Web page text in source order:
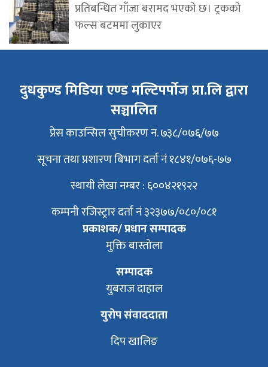
प्रतिबन्धित गाँजा बरामद भएको छ। ट्रकको
फल्स बटममा लुकाएर
दुधकुण्ड मिडिया एण्ड मल्टिपर्पोज प्रा.लि द्वारा
सञ्चालित
प्रेस काउन्सिल सुचीकरण न. ७३८/०७६/७७
सूचना तथा प्रशारण बिभाग दर्ता नं १८४१/०७६-७७
स्थायी लेखा नम्बर : ६००४२१९२२
कम्पनी रजिस्ट्रार दर्ता नं ३२३७७/०८०/०८१
प्रकाशक/ प्रधान सम्पादक
मुक्ति बास्तोला
सम्पादक
युबराज दाहाल
युरोप संवाददाता
दिप खालिङ